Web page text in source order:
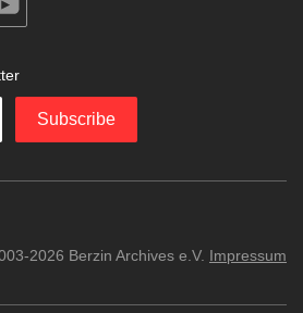
Subscribe
2026 Berzin Archives e.V. Impressum